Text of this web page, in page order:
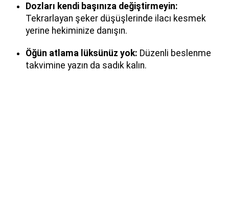
Dozları kendi başınıza değiştirmeyin:
Tekrarlayan şeker düşüşlerinde ilacı kesmek
yerine hekiminize danışın.
Öğün atlama lüksünüz yok: Düzenli beslenme
takvimine yazın da sadık kalın.